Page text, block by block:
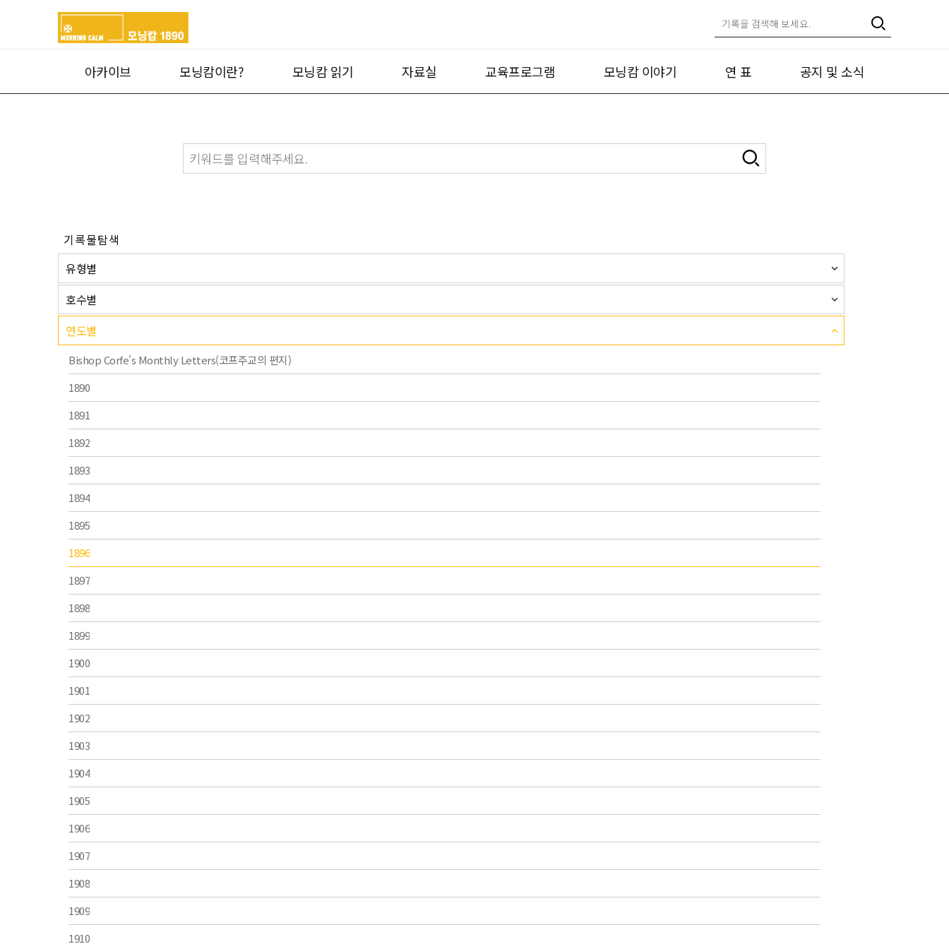
아카이브 모닝캄이란? 모닝캄 읽기 자료실 교육프로그램 모닝캄 이야기 연 표 공지 및 소식
기록물탐색
유형별
호수별
연도별
Bishop Corfe's Monthly Letters(코프주교의 편지)
1890
1891
1892
1893
1894
1895
1896
1897
1898
1899
1900
1901
1902
1903
1904
1905
1906
1907
1908
1909
1910